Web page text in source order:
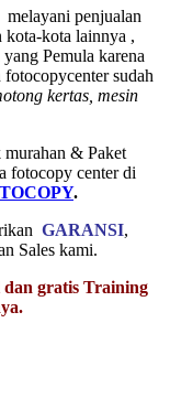
melayani penjualan
kota-kota lainnya ,
Pemula karena
sudah
kertas, mesin
& Paket
fotocopy center di
.
GARANSI,
Sales kami.
gratis Training